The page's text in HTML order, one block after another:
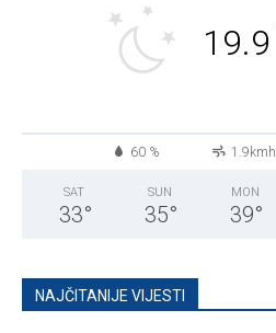
19.9
60 % 1.9kmh
SAT
33°
SUN
35°
MON
39°
NAJČITANIJE VIJESTI